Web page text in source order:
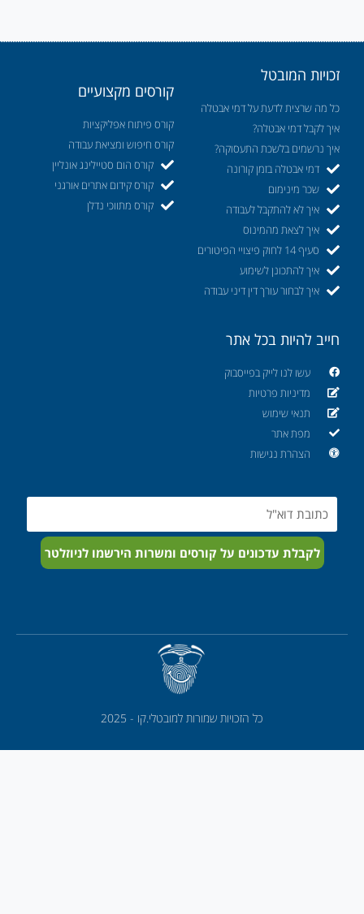
זכויות המובטל
כל מה שרצית לדעת על דמי אבטלה
איך לקבל דמי אבטלה?
איך נרשמים בלשכת התעסוקה?
דמי אבטלה בזמן קורונה
שכר מינימום
איך לא להתקבל לעבודה
איך לצאת מהמינוס
סעיף 14 לחוק פיצויי הפיטורים
איך להתכונן לשימוע
איך לבחור עורך דין דיני עבודה
קורסים מקצועיים
קורס פיתוח אפליקציות
קורס חיפוש ומציאת עבודה
קורס הום סטיילינג אונליין
קורס קידום אתרים אורגני
קורס מתווכי נדלן
חייב להיות בכל אתר
עשו לנו לייק בפייסבוק
מדיניות פרטיות
תנאי שימוש
מפת אתר
הצהרת נגישות
Email
לקבלת עדכונים על קורסים ומשרות הירשמו לניוזלטר
כל הזכויות שמורות למובטלי.קו - 2025